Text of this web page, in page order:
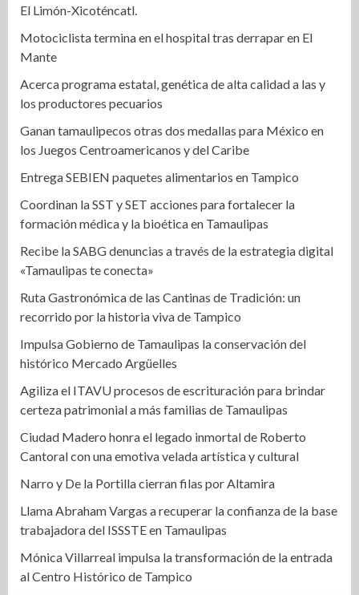
El Limón-Xicoténcatl.
Motociclista termina en el hospital tras derrapar en El
Mante
Acerca programa estatal, genética de alta calidad a las y
los productores pecuarios
Ganan tamaulipecos otras dos medallas para México en
los Juegos Centroamericanos y del Caribe
Entrega SEBIEN paquetes alimentarios en Tampico
Coordinan la SST y SET acciones para fortalecer la
formación médica y la bioética en Tamaulipas
Recibe la SABG denuncias a través de la estrategia digital
«Tamaulipas te conecta»
Ruta Gastronómica de las Cantinas de Tradición: un
recorrido por la historia viva de Tampico
Impulsa Gobierno de Tamaulipas la conservación del
histórico Mercado Argüelles
Agiliza el ITAVU procesos de escrituración para brindar
certeza patrimonial a más familias de Tamaulipas
Ciudad Madero honra el legado inmortal de Roberto
Cantoral con una emotiva velada artística y cultural
Narro y De la Portilla cierran filas por Altamira
Llama Abraham Vargas a recuperar la confianza de la base
trabajadora del ISSSTE en Tamaulipas
Mónica Villarreal impulsa la transformación de la entrada
al Centro Histórico de Tampico